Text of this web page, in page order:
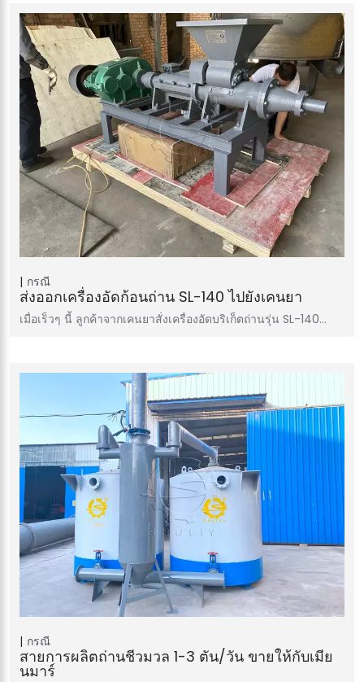
กรณี
ส่งออกเครื่องอัดก้อนถ่าน SL-140 ไปยังเคนยา
เมื่อเร็วๆ นี้ ลูกค้าจากเคนยาสั่งเครื่องอัดบริเก็ตถ่านรุ่น SL-140…
กรณี
สายการผลิตถ่านชีวมวล 1-3 ตัน/วัน ขายให้กับเมีย
นมาร์